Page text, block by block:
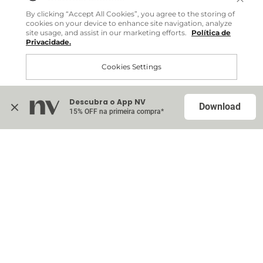
Descubra o App NV
15% OFF na primeira compra* Download
By clicking “Accept All Cookies”, you agree to the storing of
cookies on your device to enhance site navigation, analyze
site usage, and assist in our marketing efforts.
Política de
Privacidade.
Cookies Settings
Accept All Cookies
em sua casa, não importa onde você estiver.
Comprar no site internacional